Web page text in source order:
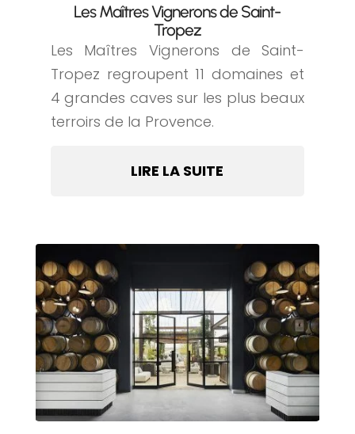
Les Maîtres Vignerons de Saint-
Tropez
Les Maîtres Vignerons de Saint-
Tropez regroupent 11 domaines et
4 grandes caves sur les plus beaux
terroirs de la Provence.
LIRE LA SUITE